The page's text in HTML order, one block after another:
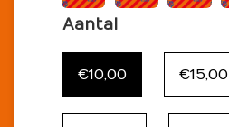
Aantal
€10,00 €15,00